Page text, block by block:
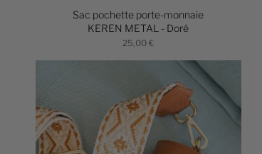
Sac pochette porte-monnaie
KEREN METAL - Doré
25,00 €